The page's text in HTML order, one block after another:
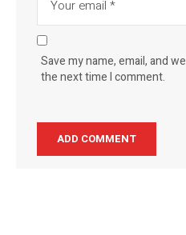
Save my name, email, and
the next time I comment.